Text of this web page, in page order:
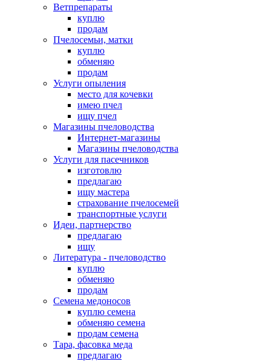
Ветпрепараты
куплю
продам
Пчелосемьи, матки
куплю
обменяю
продам
Услуги опыления
место для кочевки
имею пчел
ищу пчел
Магазины пчеловодства
Интернет-магазины
Магазины пчеловодства
Услуги для пасечников
изготовлю
предлагаю
ищу мастера
страхование пчелосемей
транспортные услуги
Идеи, партнерство
предлагаю
ищу
Литература - пчеловодство
куплю
обменяю
продам
Семена медоносов
куплю семена
обменяю семена
продам семена
Тара, фасовка меда
предлагаю